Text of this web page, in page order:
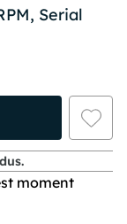
Serial
moment